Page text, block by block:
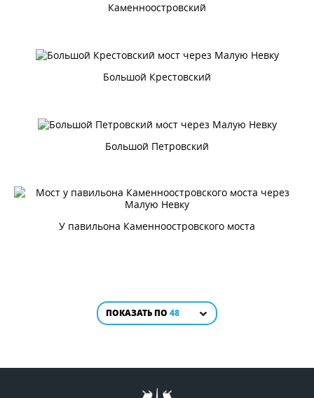
Каменноостровский
Большой Крестовский
Большой Петровский
У павильона Каменноостровского моста
ПОКАЗАТЬ ПО 48